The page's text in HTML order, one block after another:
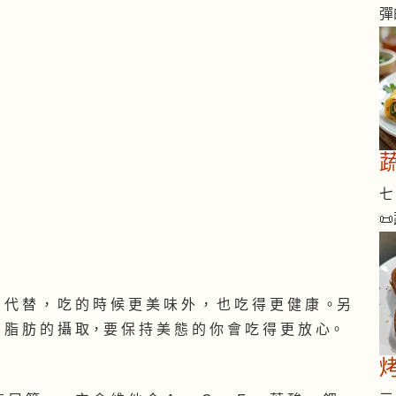
替 ， 吃 的 時 候 更 美 味 外 ， 也 吃 得 更 健 康 。另
肪 的 攝 取，要 保 持 美 態 的 你 會 吃 得 更 放 心。
七